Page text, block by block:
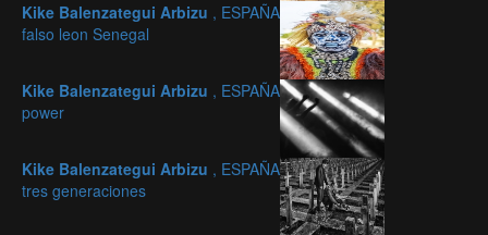
Kike Balenzategui Arbizu , ESPAÑA
falso leon Senegal
Kike Balenzategui Arbizu , ESPAÑA
power
Kike Balenzategui Arbizu , ESPAÑA
tres generaciones